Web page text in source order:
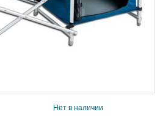
Нет в наличии